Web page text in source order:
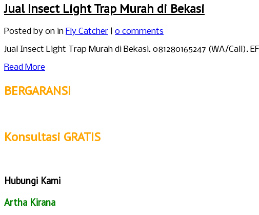
Jual Insect Light Trap Murah di Bekasi
Posted by on in Fly Catcher
0 comments
Jual Insect Light Trap Murah di Bekasi. 081280165247 (WA/Call).
Read More
BERGARANSI
Konsultasi GRATIS
Hubungi Kami
Artha Kirana